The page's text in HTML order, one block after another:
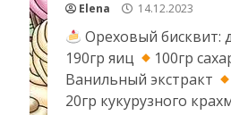
Elena 14.12.2023
Ореховый бисквит:
190гр яиц
100гр
Ванильный экстракт
20гр кукурузного